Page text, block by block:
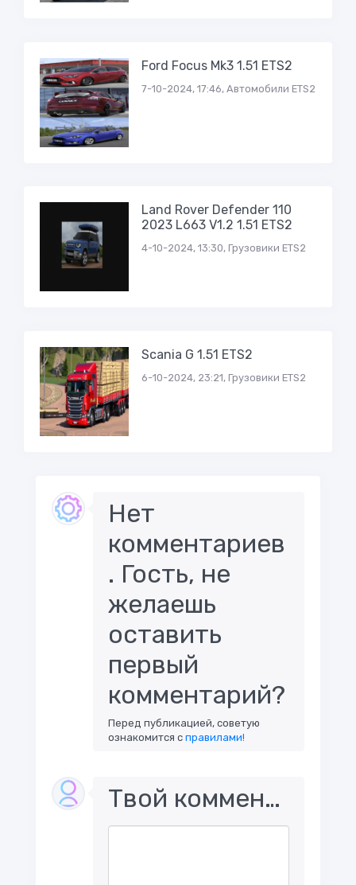
Ford Focus Mk3 1.51 ETS2
7-10-2024, 17:46, Автомобили ETS2
Land Rover Defender 110
2023 L663 V1.2 1.51 ETS2
4-10-2024, 13:30, Грузовики ETS2
Scania G 1.51 ETS2
6-10-2024, 23:21, Грузовики ETS2
Нет
комментариев
. Гость, не
желаешь
оставить
первый
комментарий?
Перед публикацией, советую
ознакомится справилами!
Твой комментарий..